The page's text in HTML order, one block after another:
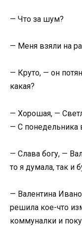
— Что за шум?
— Меня взяли на
— Круто, — он
какая?
— Хорошая, —
— С понедельника
— Слава богу, —
то я думала, так и
— Валентина
решила кое-что
коммуналки и